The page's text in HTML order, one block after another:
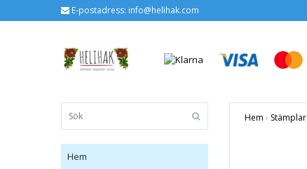
E-postadress: info@helihak.com
Hem
Hem › Stämplar